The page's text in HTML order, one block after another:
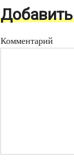
Комментарий